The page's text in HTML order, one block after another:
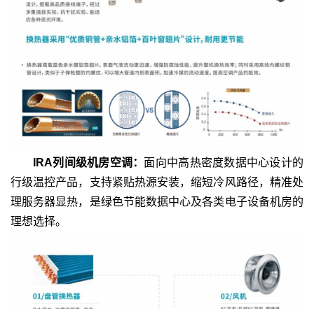
IRA列间级机房空调： 面向中高热密度数据中心设计的
行级温控产品，支持紧贴热源安装，缩短冷风路径，精准处
理服务器显热，是绿色节能数据中心及各类电子设备机房的
理想选择。